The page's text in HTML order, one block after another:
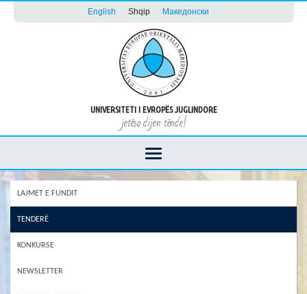
English Shqip Македонски
UNIVERSITETI I EVROPËS JUGLINDORE
jetëso dijen tënde!
LAJMET E FUNDIT
TENDERË
KONKURSE
NEWSLETTER